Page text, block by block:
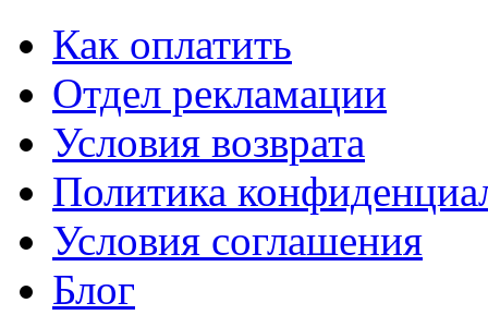
Как оплатить
Отдел рекламации
Условия возврата
Политика
Условия соглашения
Блог